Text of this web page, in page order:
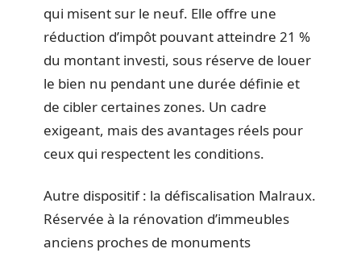
qui misent sur le neuf. Elle offre une
réduction d’impôt pouvant atteindre 21 %
du montant investi, sous réserve de louer
le bien nu pendant une durée définie et
de cibler certaines zones. Un cadre
exigeant, mais des avantages réels pour
ceux qui respectent les conditions.
Autre dispositif : la défiscalisation Malraux.
Réservée à la rénovation d’immeubles
anciens proches de monuments